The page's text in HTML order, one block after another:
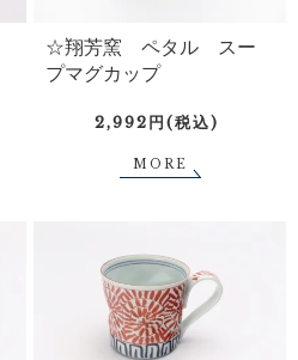
☆翔芳窯 ペタル スー
プマグカップ
2,992円(税込)
MORE